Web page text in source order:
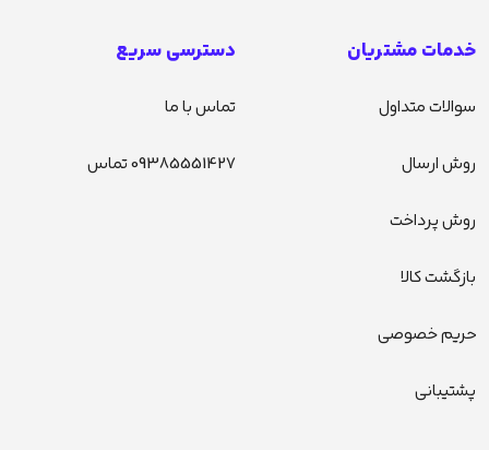
خدمات مشتریان
سوالات متداول
روش ارسال
روش پرداخت
بازگشت کالا
حریم خصوصی
پشتیبانی
دسترسی سریع
تماس با ما
09385551427 تماس